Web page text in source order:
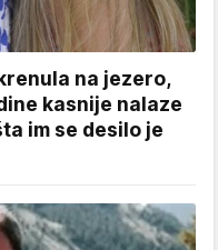
na jezero,
kasnije nalaze
im se desilo je